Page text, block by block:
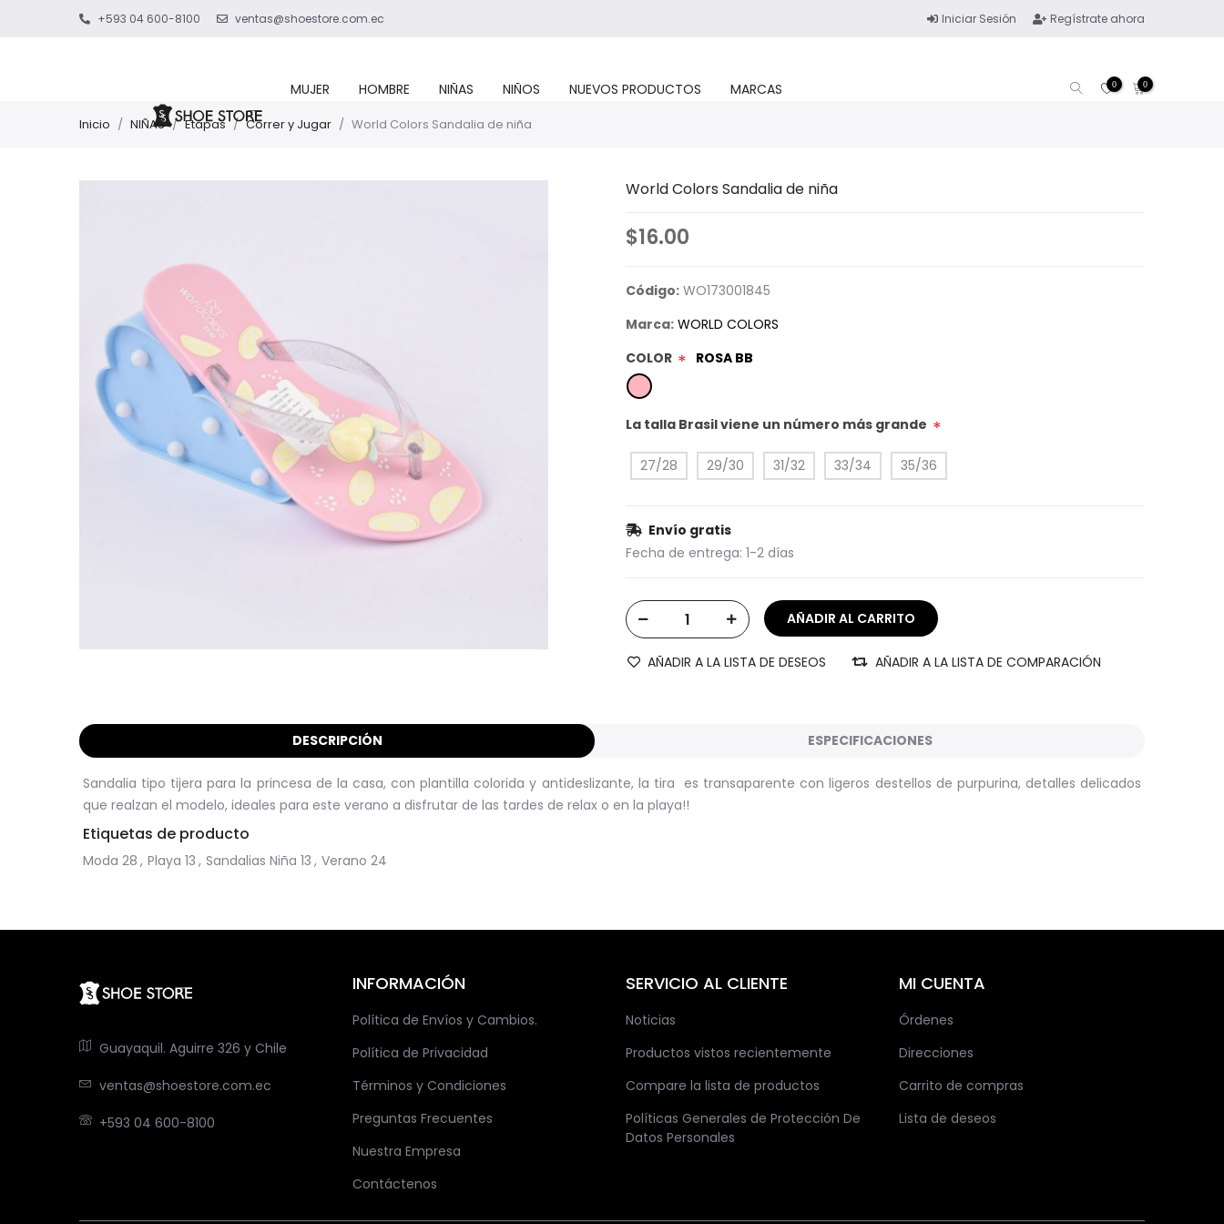
+593 04 600-8100 ventas@shoestore.com.ec Iniciar Sesión Regístrate ahora
MUJER HOMBRE NIÑAS NIÑOS NUEVOS PRODUCTOS MARCAS 0 0
Inicio / NIÑAS / Etapas / Correr y Jugar / World Colors Sandalia de niña
World Colors Sandalia de niña
$16.00
Código: WO173001845
Marca: WORLD COLORS
COLOR * ROSA BB
La talla Brasil viene un número más grande *
27/28 29/30 31/32 33/34 35/36
Envío gratis
Fecha de entrega: 1-2 días
AÑADIR A LA LISTA DE DESEOS AÑADIR A LA LISTA DE COMPARACIÓN
DESCRIPCIÓN ESPECIFICACIONES
Sandalia tipo tijera para la princesa de la casa, con plantilla colorida y antideslizante, la tira es transaparente con ligeros destellos de purpurina, detalles delicados
que realzan el modelo, ideales para este verano a disfrutar de las tardes de relax o en la playa!!
Etiquetas de producto
Moda 28 , Playa 13 , Sandalias Niña 13 , Verano 24
Guayaquil. Aguirre 326 y Chile
ventas@shoestore.com.ec
+593 04 600-8100
INFORMACIÓN
Política de Envíos y Cambios.
Política de Privacidad
Términos y Condiciones
Preguntas Frecuentes
Nuestra Empresa
Contáctenos
SERVICIO AL CLIENTE
Noticias
Productos vistos recientemente
Compare la lista de productos
Políticas Generales de Protección De
Datos Personales
MI CUENTA
Órdenes
Direcciones
Carrito de compras
Lista de deseos